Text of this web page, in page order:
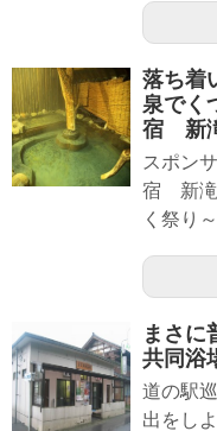
落ち着
泉でく
宿 新
スポン
宿 新滝
く祭り
まさに
共同浴
道の駅
出をし